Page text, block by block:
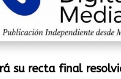
su recta final